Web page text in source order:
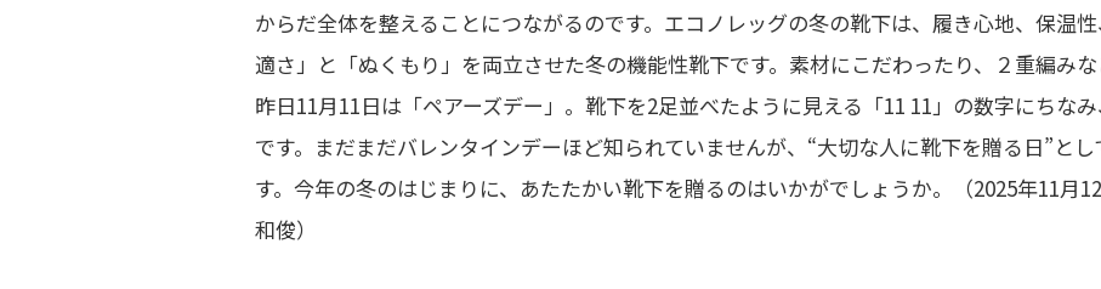
からだ全体を整えることにつながるのです。エコノレッグの冬の靴下は、履き心地、保温
適さ」と「ぬくもり」を両立させた冬の機能性靴下です。素材にこだわったり、２重編みな
昨日11月11日は「ペアーズデー」。靴下を2足並べたように見える「11 11」の数字にちな
です。まだまだバレンタインデーほど知られていませんが、“大切な人に靴下を贈る日”と
す。今年の冬のはじまりに、あたたかい靴下を贈るのはいかがでしょうか。（2025年11
和俊）